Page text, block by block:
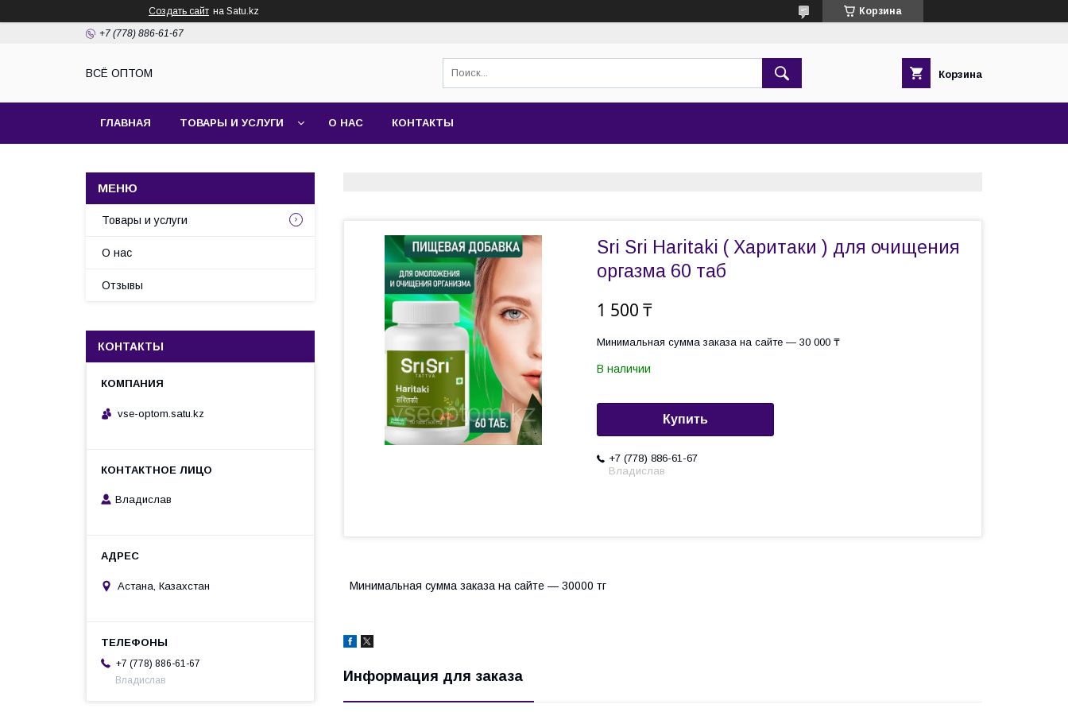
Создать сайт на Satu.kz Корзина
+7 (778) 886-61-67
ВСЁ ОПТОМ Корзина
ГЛАВНАЯ ТОВАРЫ И УСЛУГИ О НАС КОНТАКТЫ
Sri Sri Haritaki ( Харитаки ) для очищения
оргазма 60 таб
1 500 ₸
Минимальная сумма заказа на сайте — 30 000 ₸
В наличии
Купить
+7 (778) 886-61-67
Владислав
Минимальная сумма заказа на сайте — 30000 тг
Информация для заказа
Товары и услуги
О нас
Отзывы
КОНТАКТЫ
vse-optom.satu.kz
Владислав
Астана, Казахстан
+7 (778) 886-61-67
Владислав